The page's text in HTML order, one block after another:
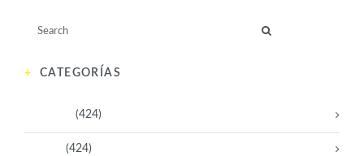
CATEGORÍAS
(424)
(424)